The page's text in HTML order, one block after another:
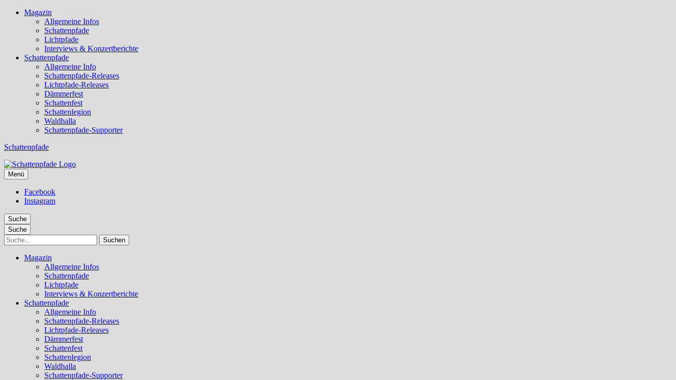
Magazin
Allgemeine Infos
Schattenpfade
Lichtpfade
Interviews & Konzertberichte
Schattenpfade
Allgemeine Info
Schattenpfade-Releases
Lichtpfade-Releases
Dämmerfest
Schattenfest
Schattenlegion
Waldhalla
Schattenpfade-Supporter
Schattenpfade
Menü
Facebook
Instagram
Suche
Suche
Suche
Magazin
Allgemeine Infos
Schattenpfade
Lichtpfade
Interviews & Konzertberichte
Schattenpfade
Allgemeine Info
Schattenpfade-Releases
Lichtpfade-Releases
Dämmerfest
Schattenfest
Schattenlegion
Waldhalla
Schattenpfade-Supporter